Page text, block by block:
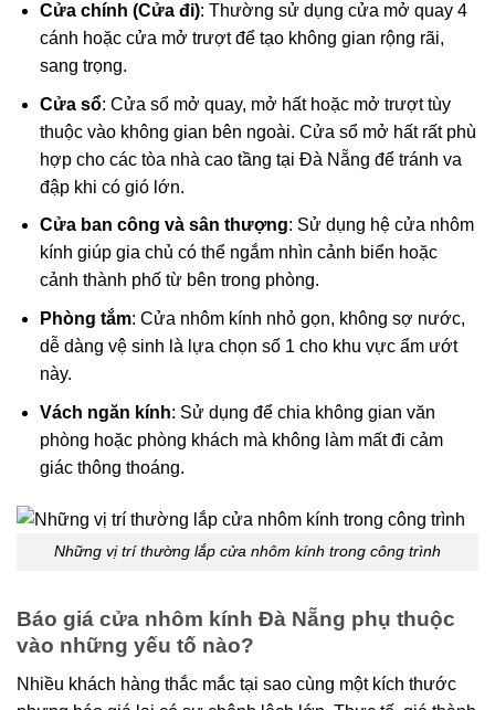
Cửa chính (Cửa đi): Thường sử dụng cửa mở quay 4
cánh hoặc cửa mở trượt để tạo không gian rộng rãi,
sang trọng.
Cửa sổ: Cửa sổ mở quay, mở hất hoặc mở trượt tùy
thuộc vào không gian bên ngoài. Cửa sổ mở hất rất phù
hợp cho các tòa nhà cao tầng tại Đà Nẵng để tránh va
đập khi có gió lớn.
Cửa ban công và sân thượng: Sử dụng hệ cửa nhôm
kính giúp gia chủ có thể ngắm nhìn cảnh biển hoặc
cảnh thành phố từ bên trong phòng.
Phòng tắm: Cửa nhôm kính nhỏ gọn, không sợ nước,
dễ dàng vệ sinh là lựa chọn số 1 cho khu vực ẩm ướt
này.
Vách ngăn kính: Sử dụng để chia không gian văn
phòng hoặc phòng khách mà không làm mất đi cảm
giác thông thoáng.
Những vị trí thường lắp cửa nhôm kính trong công trình
Báo giá cửa nhôm kính Đà Nẵng phụ thuộc
vào những yếu tố nào?
Nhiều khách hàng thắc mắc tại sao cùng một kích thước